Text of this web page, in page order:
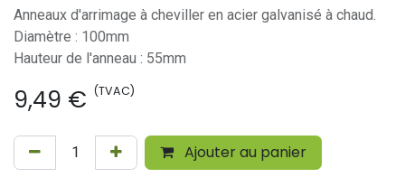
Anneaux d'arrimage à cheviller en acier galvanisé à chaud.
Diamètre : 100mm
Hauteur de l'anneau : 55mm
9,49 € (TVAC)
Ajouter au panier